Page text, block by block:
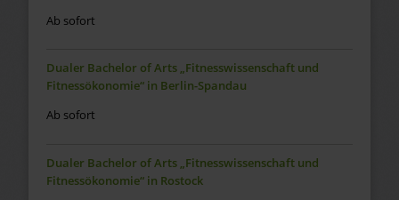
Ab sofort
Dualer Bachelor of Arts „Fitnesswissenschaft und
Fitnessökonomie“ in Berlin-Spandau
Ab sofort
Dualer Bachelor of Arts „Fitnesswissenschaft und
Fitnessökonomie“ in Rostock